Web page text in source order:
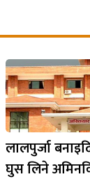
लालपुर्जा
घुस लिने